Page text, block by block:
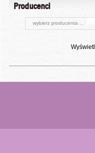
Producenci
wybierz producenta ...